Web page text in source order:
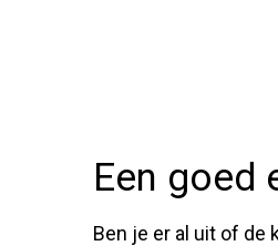
Een goed
Ben je er al uit of de